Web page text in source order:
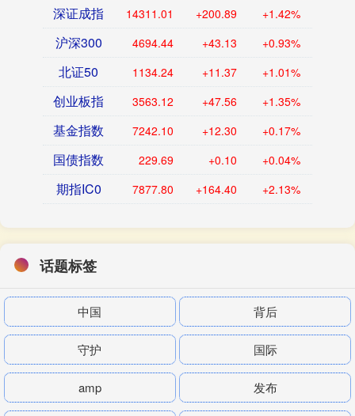
深证成指 14311.01 +200.89 +1.42%
沪深300 4694.44 +43.13 +0.93%
北证50 1134.24 +11.37 +1.01%
创业板指 3563.12 +47.56 +1.35%
基金指数 7242.10 +12.30 +0.17%
国债指数 229.69 +0.10 +0.04%
期指IC0 7877.80 +164.40 +2.13%
话题标签
中国 背后
守护 国际
amp 发布